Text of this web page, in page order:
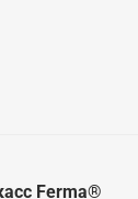
Ferma®